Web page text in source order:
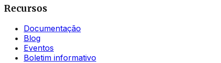
Recursos
Documentação
Blog
Eventos
Boletim informativo